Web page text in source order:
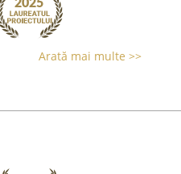
Arată mai multe >>